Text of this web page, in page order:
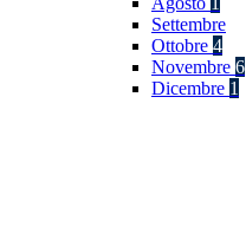
Settembre
Ottobre 4
Novembre 6
Dicembre 1